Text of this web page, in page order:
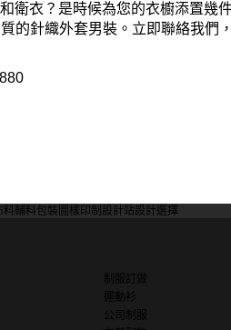
和衛衣？是時候為您的衣櫥添置幾
的針織外套男裝。立即聯絡我們
料輔料包裝 圖樣印制 設計站設計選擇
制服訂做
運動衫
公司制服